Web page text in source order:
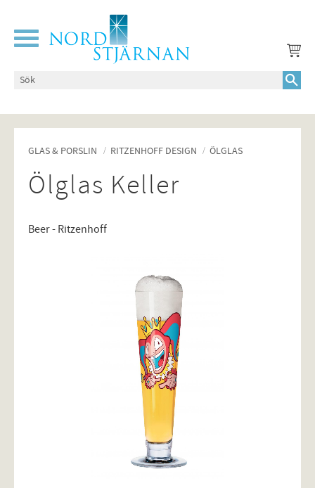
Meny
GLAS & PORSLIN RITZENHOFF DESIGN ÖLGLAS
Ölglas Keller
Beer - Ritzenhoff